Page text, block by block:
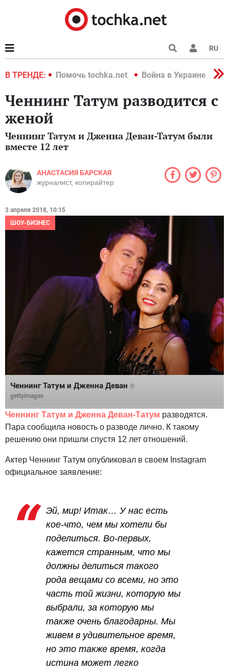
RU
В ТРЕНДЕ:
2022 Помочь tochka.net Война в Украине 2022
Ченнинг Татум разводится с
женой
Ченнинг Татум и Дженна Деван-Татум были
вместе 12 лет
АНАСТАСИЯ БАРСКАЯ
журналист, копирайтер
3 апреля 2018, 10:15
ШОУ-БИЗНЕС
Ченнинг Татум и Дженна Деван ©
gettyimages
Ченнинг Татум и Дженна Деван-Татум разводятся.
Пара сообщила новость о разводе лично. К такому
решению они пришли спустя 12 лет отношений.
Актер Ченнинг Татум опубликовал в своем Instagram
официальное заявление:
Эй, мир! Итак… У нас есть
кое-что, чем мы хотели бы
поделиться. Во-первых,
кажется странным, что мы
должны делиться такого
рода вещами со всеми, но это
часть той жизни, которую мы
выбрали, за которую мы
также очень благодарны. Мы
живем в удивительное время,
но это также время, когда
истина может легко